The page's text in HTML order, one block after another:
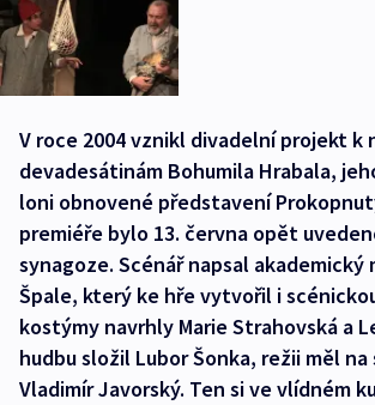
V roce 2004 vznikl divadelní projekt k
devadesátinám Bohumila Hrabala,
loni obnovené představení
premiéře bylo 13. června opět
synagoze. Scénář napsal akademický
Špale, který ke hře vytvořil i
kostýmy navrhly Marie Strahovská a
hudbu složil Lubor Šonka, režii měl
Vladimír Javorský. Ten si ve vlídném